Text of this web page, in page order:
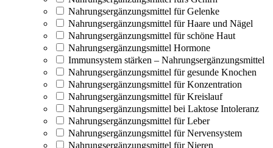
Nahrungsergänzungsmittel für Gelenke
Nahrungsergänzungsmittel für Haare und Nägel
Nahrungsergänzungsmittel für schöne Haut
Nahrungsergänzungsmittel Hormone
Immunsystem stärken – Nahrungsergänzungsmittel
Nahrungsergänzungsmittel für gesunde Knochen
Nahrungsergänzungsmittel für Konzentration
Nahrungsergänzungsmittel für Kreislauf
Nahrungsergänzungsmittel bei Laktose Intoleranz
Nahrungsergänzungsmittel für Leber
Nahrungsergänzungsmittel für Nervensystem
Nahrungsergänzungsmittel für Nieren